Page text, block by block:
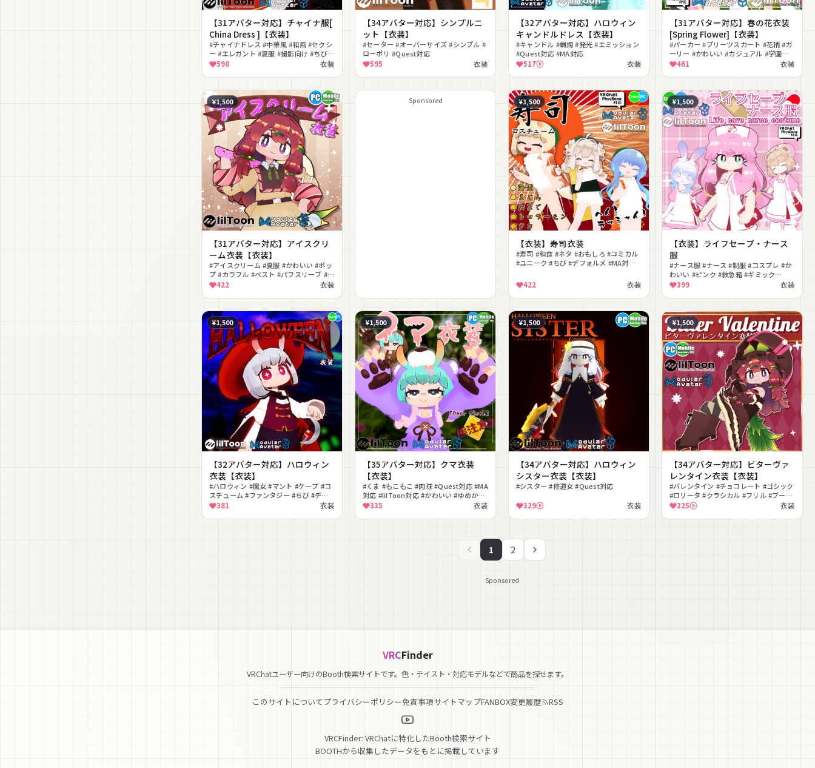
【31アバター対応】チャイナ服[
China Dress ]【衣装】
#チャイナドレス #中華風 #和風 #セクシ
ー #エレガント #夏服 #撮影向け #ちびア
バター対応 #Quest対応
598 衣装
【34アバター対応】シンプルニ
ット【衣装】
#セーター #オーバーサイズ #シンプル #
ローポリ #Quest対応
595
衣装
【32アバター対応】ハロウィン
キャンドルドレス【衣装】
#キャンドル #蝋燭 #発光 #エミッション
#Quest対応 #MA対応
517
衣装
【31アバター対応】春の花衣装
[Spring Flower]【衣装】
#パーカー #プリーツスカート #花柄 #ガ
ーリー #かわいい #カジュアル #学園
#MA対応 #lilToon対応 #Quest対応
461 衣装
¥1,500
【31アバター対応】アイスクリ
ーム衣装【衣装】
#アイスクリーム #夏服 #かわいい #ポッ
プ #カラフル #ベスト #パフスリーブ #ガ
ーリー #MA対応 #Quest対応
422 衣装
Sponsored ¥1,500
【衣装】寿司衣装
#寿司 #和食 #ネタ #おもしろ #コミカル
#ユニーク #ちび #デフォルメ #MA対応
422
衣装
¥1,500
【衣装】ライフセーブ・ナース
服
#ナース服 #ナース #制服 #コスプレ #か
わいい #ピンク #救急箱 #ギミック
#Quest対応 #MA対応
399 衣装
¥1,500
【32アバター対応】ハロウィン
衣装【衣装】
#ハロウィン #魔女 #マント #ケープ #コ
スチューム #ファンタジー #ちび #デフ
ォルメ #大鎌 #MA対応
381 衣装
¥1,500
【35アバター対応】クマ衣装
【衣装】
#くま #もこもこ #肉球 #Quest対応 #MA
対応 #lilToon対応 #かわいい #ゆめかわ
いい #もふもふ #着ぐるみ
335 衣装
¥1,500
【34アバター対応】ハロウィン
シスター衣装【衣装】
#シスター #修道女 #Quest対応
329
衣装
¥1,500
【34アバター対応】ビターヴァ
レンタイン衣装【衣装】
#バレンタイン #チョコレート #ゴシック
#ロリータ #クラシカル #フリル #ブーツ
#MA対応 #Quest対応 #ガーリー
325 衣装
1 2
Sponsored
VRCFinder
VRChatユーザー向けのBooth検索サイトです。色・テイスト・対応モデルなどで商品を探せます。
このサイトについてプライバシーポリシー免責事項サイトマップFANBOX変更履歴 RSS
VRCFinder: VRChatに特化したBooth検索サイト
BOOTHから収集したデータをもとに掲載しています